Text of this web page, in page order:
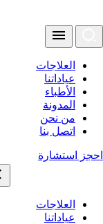
العلاجات
عياداتنا
الأطباء
المدونة
من نحن
اتصل بنا
احجز استشارة
العلاجات
عياداتنا